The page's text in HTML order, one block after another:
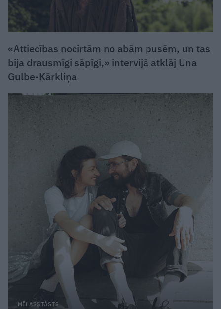
«Attiecības nocirtām no abām pusēm, un tas
bija drausmīgi sāpīgi,» intervijā atklāj Una
Gulbe-Kārkliņa
MĪLASSTĀSTS